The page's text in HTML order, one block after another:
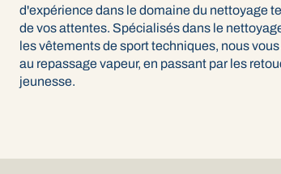
d'expérience dans le domaine du nettoyage
de vos attentes. Spécialisés dans le
les vêtements de sport techniques, nous
au repassage vapeur, en passant par les
jeunesse.